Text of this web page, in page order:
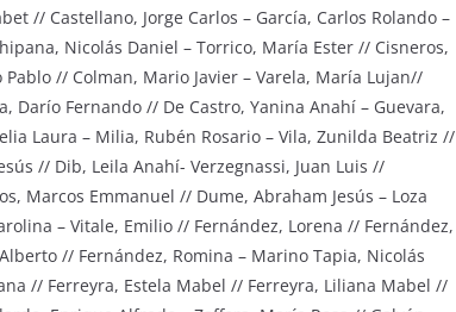
// Castellano, Jorge Carlos – García, Carlos Rolando –
Nicolás Daniel – Torrico, María Ester // Cisneros,
// Colman, Mario Javier – Varela, María Lujan//
Darío Fernando // De Castro, Yanina Anahí – Guevara,
Laura – Milia, Rubén Rosario – Vila, Zunilda Beatriz //
// Dib, Leila Anahí- Verzegnassi, Juan Luis //
Marcos Emmanuel // Dume, Abraham Jesús – Loza
– Vitale, Emilio // Fernández, Lorena // Fernández,
// Fernández, Romina – Marino Tapia, Nicolás
// Ferreyra, Estela Mabel // Ferreyra, Liliana Mabel //